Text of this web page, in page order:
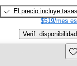
El precio incluye tasas
$519/mes
Verif. disponibilidad